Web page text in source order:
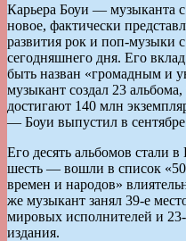
Карьера Боуи — музыканта
новое, фактически
развития рок и поп-музыки
сегодняшнего дня. Его
быть назван «громадным и
музыкант создал 23
достигают 140 млн
— Боуи выпустил в сентябре
Его десять альбомов стали
шесть — вошли в список
времен и народов»
же музыкант занял 39-е
мировых исполнителей и
издания.